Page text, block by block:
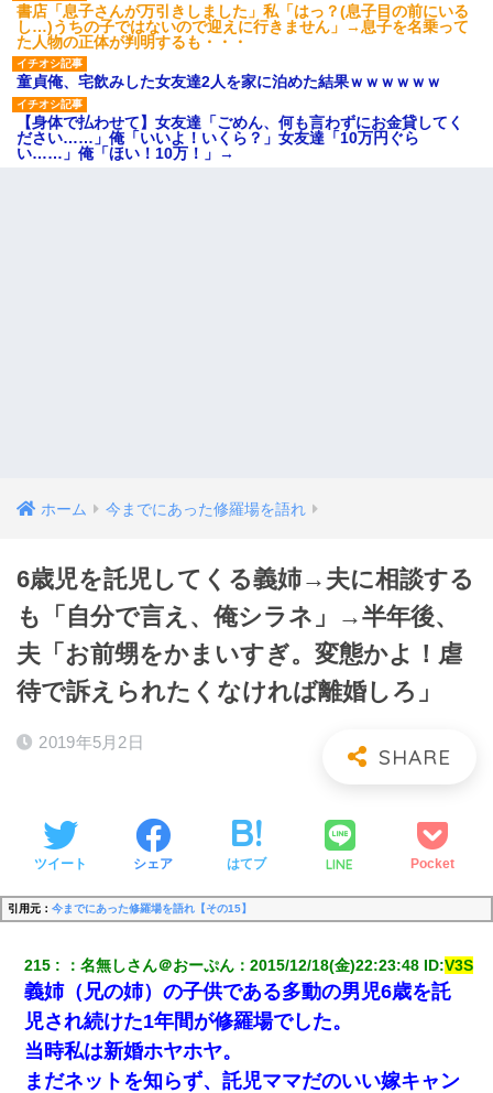
書店「息子さんが万引きしました」私「はっ？(息子目の前にいる
し…)うちの子ではないので迎えに行きません」→息子を名乗って
た人物の正体が判明するも・・・
童貞俺、宅飲みした女友達2人を家に泊めた結果ｗｗｗｗｗｗ
【身体で払わせて】女友達「ごめん、何も言わずにお金貸してく
ださい……」俺「いいよ！いくら？」女友達「10万円ぐら
い……」俺「ほい！10万！」→
ホーム 今までにあった修羅場を語れ
6歳児を託児してくる義姉→夫に相談する
も「自分で言え、俺シラネ」→半年後、
夫「お前甥をかまいすぎ。変態かよ！虐
待で訴えられたくなければ離婚しろ」
2019年5月2日
ツイート シェア はてブ LINE Pocket
引用元： 今までにあった修羅場を語れ【その15】
215 ：名無しさん＠おーぷん ：2015/12/18(金)22:23:48 ID:V3S
義姉（兄の姉）の子供である多動の男児6歳を託
児され続けた1年間が修羅場でした。
当時私は新婚ホヤホヤ。
まだネットを知らず、託児ママだのいい嫁キャン